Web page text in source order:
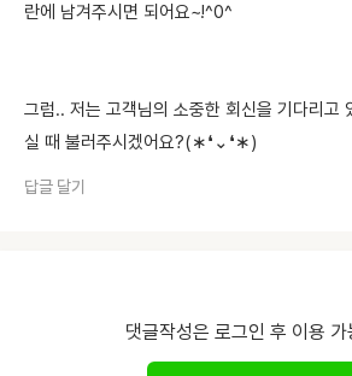
란에 남겨주시면 되어요~!^0^
그럼.. 저는 고객님의 소중한 회신을 기다리고
실 때 불러주시겠어요?(∗❛⌄❛∗)
답글 달기
댓글작성은 로그인 후 이용